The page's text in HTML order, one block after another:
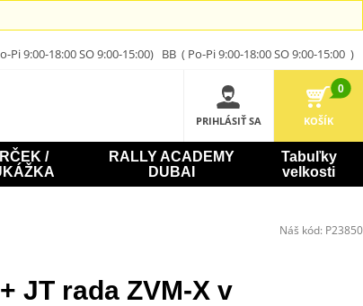
Pi 9:00-18:00 SO 9:00-15:00) BB ( Po-Pi 9:00-18:00 SO 9:00-15:00 )
PRIHLÁSIŤ SA
0
KOŠÍK
/
RALLY ACADEMY
DUBAI
Tabuľky
velkosti
JT rada ZVM-X v
Náš kód: P23850